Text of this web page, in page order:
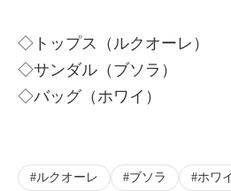
◇トップス（ルクオーレ）
◇サンダル（ブソラ）
◇バッグ（ホワイ）
ルクオーレ ブソラ ホワ